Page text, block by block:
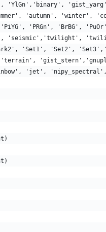
'YlGn','binary',
'autumn', 'winter',
'PRGn', 'BrBG',
'seismic','twilight',
'Set1', 'Set2',
'jet',